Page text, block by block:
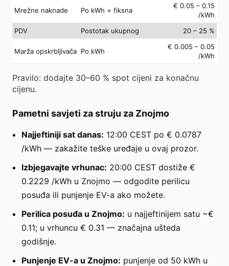
Mrežne naknade Po kWh + fiksna
€ 0.05 – 0.15
/kWh
PDV
Postotak ukupnog 20 – 25 %
Marža opskrbljivača Po kWh
€ 0.005 – 0.05
/kWh
Pravilo: dodajte 30–60 % spot cijeni za konačnu
cijenu.
Pametni savjeti za struju za Znojmo
Najjeftiniji sat danas: 12:00 CEST po € 0.0787
/kWh — zakažite teške uređaje u ovaj prozor.
Izbjegavajte vrhunac: 20:00 CEST dostiže €
0.2229 /kWh u Znojmo — odgodite perilicu
posuđa ili punjenje EV-a ako možete.
Perilica posuđa u Znojmo: u najjeftinijem satu ~€
0.11; u vrhuncu € 0.31 — značajna ušteda
godišnje.
Punjenje EV-a u Znojmo: punjenje od 50 kWh u